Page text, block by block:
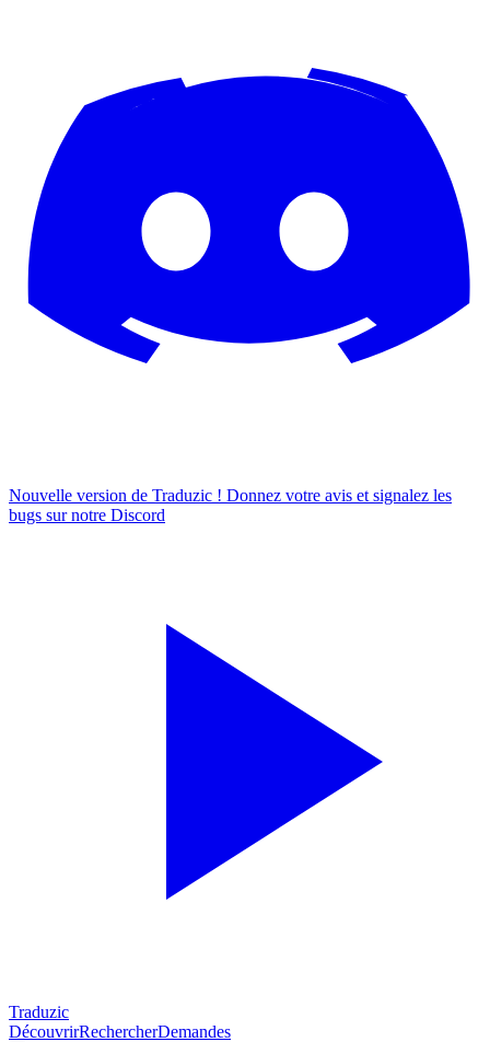
Nouvelle version de Traduzic ! Donnez votre avis et signalez les
bugs sur notre Discord
Traduzic
DécouvrirRechercherDemandes